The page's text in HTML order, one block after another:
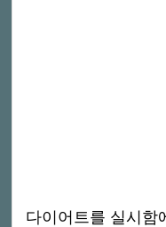
다이어트를 실시함